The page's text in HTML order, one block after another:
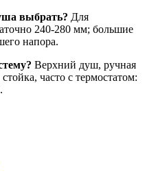
выбрать? Для
240-280 мм; большие
напора.
Верхний душ, ручная
часто с термостатом: